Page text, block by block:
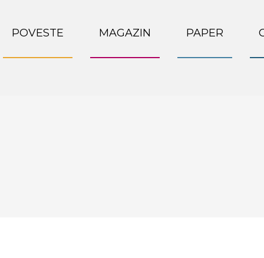
POVESTE MAGAZIN PAPER